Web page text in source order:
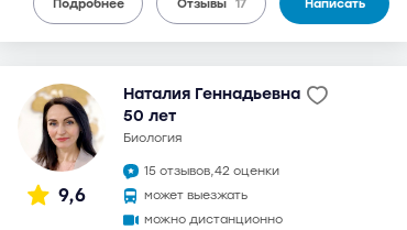
Подробнее Отзывы 17 Написать
9,6
Наталия Геннадьевна
50 лет
биология
15 отзывов,42 оценки
может выезжать
можно дистанционно